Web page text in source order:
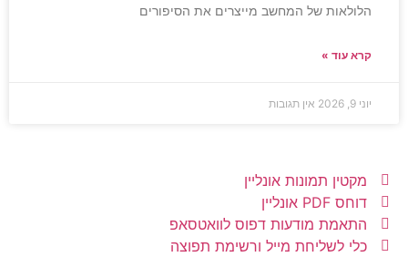
הלולאות של המחשב מייצרים את הסיפורים
קרא עוד »
יוני 9, 2026 אין תגובות
מקטין תמונות אונליין
דוחס PDF אונליין
התאמת מודעות דפוס לוואטסאפ
כלי לשליחת מייל ורשימת תפוצה